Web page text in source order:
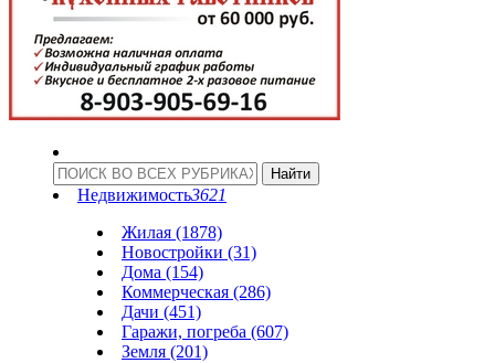
Недвижимость3621
Жилая (1878)
Новостройки (31)
Дома (154)
Коммерческая (286)
Дачи (451)
Гаражи, погреба (607)
Земля (201)